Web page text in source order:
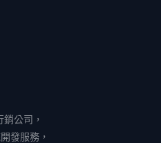
公司，
發服務，